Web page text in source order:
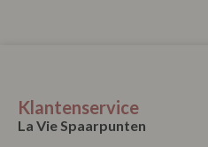
Klantenservice
La Vie Spaarpunten